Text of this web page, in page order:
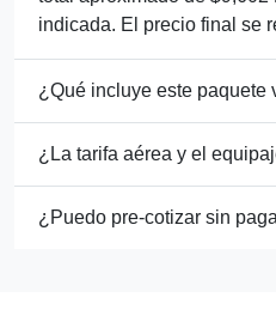
indicada. El precio final se
¿Qué incluye este paquete
¿La tarifa aérea y el
¿Puedo pre-cotizar sin